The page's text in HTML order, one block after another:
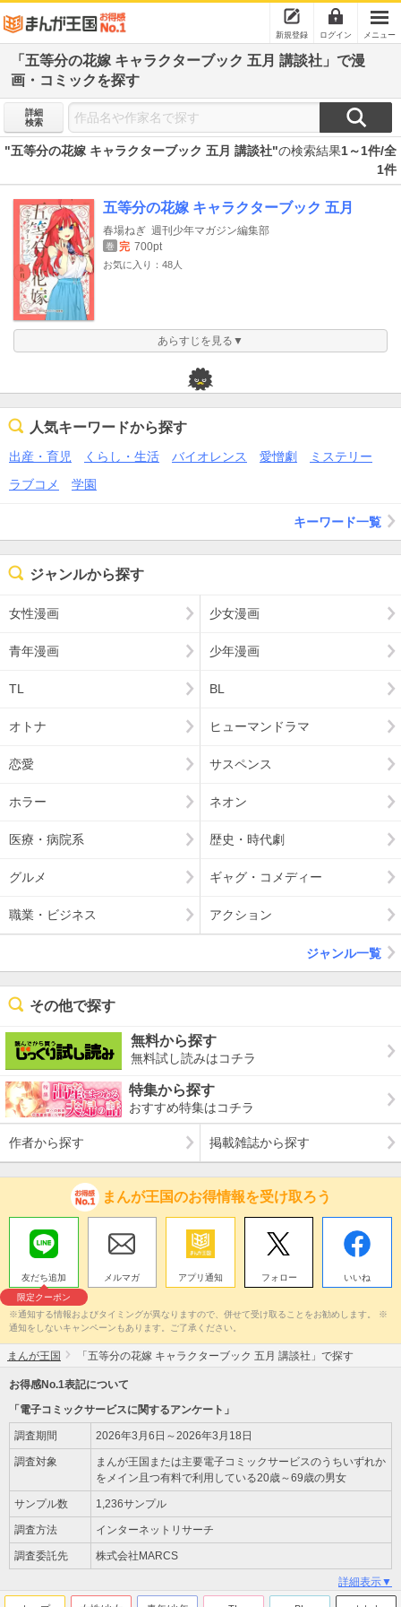
新規登録 ログイン メニュー
「五等分の花嫁 キャラクターブック 五月 講談社」で漫
画・コミックを探す
詳細
検索
"五等分の花嫁 キャラクターブック 五月 講談社"の検索結果1～1件/全
1件
五等分の花嫁 キャラクターブック 五月
春場ねぎ 週刊少年マガジン編集部
巻 完 700pt
お気に入り：48人
あらすじを見る▼
人気キーワードから探す
出産・育児 くらし・生活 バイオレンス 愛憎劇
ミステリー
ラブコメ
学園
キーワード一覧
ジャンルから探す
女性漫画 少女漫画
青年漫画 少年漫画
TL BL
オトナ ヒューマンドラマ
恋愛 サスペンス
ホラー ネオン
医療・病院系 歴史・時代劇
グルメ ギャグ・コメディー
職業・ビジネス アクション
ジャンル一覧
その他で探す
無料から探す
無料試し読みはコチラ
特集から探す
おすすめ特集はコチラ
作者から探す 掲載雑誌から探す
まんが王国のお得情報を受け取ろう
友だち追加
限定クーポン
メルマガ アプリ通知 フォロー いいね
※通知する情報およびタイミングが異なりますので、併せて受け取ることをお勧めします。 ※
通知をしないキャンペーンもあります。ご了承ください。
まんが王国 「五等分の花嫁 キャラクターブック 五月 講談社」で探す
お得感No.1表記について
「電子コミックサービスに関するアンケート」
調査期間 2026年3月6日～2026年3月18日
調査対象
まんが王国または主要電子コミックサービスのうちいずれか
をメイン且つ有料で利用している20歳～69歳の男女
サンプル数 1,236サンプル
調査方法 インターネットリサーチ
調査委託先 株式会社MARCS
詳細表示▼